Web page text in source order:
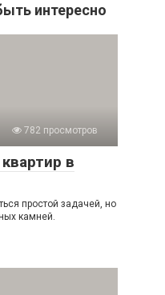
интересно
782 просмотров
в
простой задачей, но
камней.